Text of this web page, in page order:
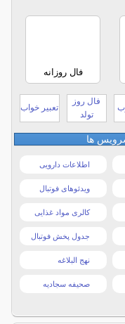
فال روزانه
فال روز
تولد
تعبیر خواب
ها
اطلاعات دارویی
ویدئوهای فوتبال
کالری مواد غذایی
جدول پخش فوتبال
نهج البلاغه
صحیفه سجادیه